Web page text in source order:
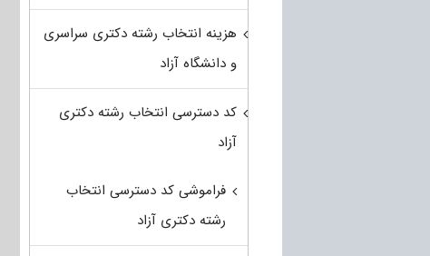
هزینه انتخاب رشته دکتری سراسری
و دانشگاه آزاد
کد دسترسی انتخاب رشته دکتری
آزاد
فراموشی کد دسترسی انتخاب
رشته دکتری آزاد